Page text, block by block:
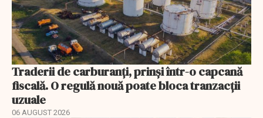
Traderii de carburanți, prinși într-o capcană
fiscală. O regulă nouă poate bloca tranzacții
uzuale
06 AUGUST 2026